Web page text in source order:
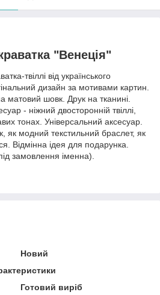
"Венеція"
твіллі від українського
дизайн за мотивами картин.
матовий шовк. Друк на тканині.
- ніжний двосторонній твіллі,
тонах. Універсальний аксесуар.
модний текстильний браслет, як
Відмінна ідея для подарунка.
замовлення іменна).
Новий
Готовий виріб